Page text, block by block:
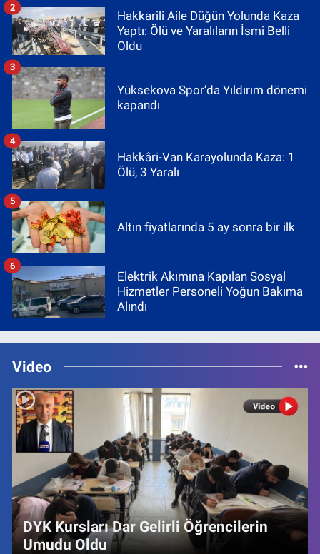
Hakkarili Aile Düğün Yolunda Kaza
Yaptı: Ölü ve Yaralıların İsmi Belli
Oldu
2
Yüksekova Spor’da Yıldırım dönemi
kapandı
3
Hakkâri-Van Karayolunda Kaza: 1
Ölü, 3 Yaralı
4
Altın fiyatlarında 5 ay sonra bir ilk
5
Elektrik Akımına Kapılan Sosyal
Hizmetler Personeli Yoğun Bakıma
Alındı
6
Video
DYK Kursları Dar Gelirli Öğrencilerin
Umudu Oldu